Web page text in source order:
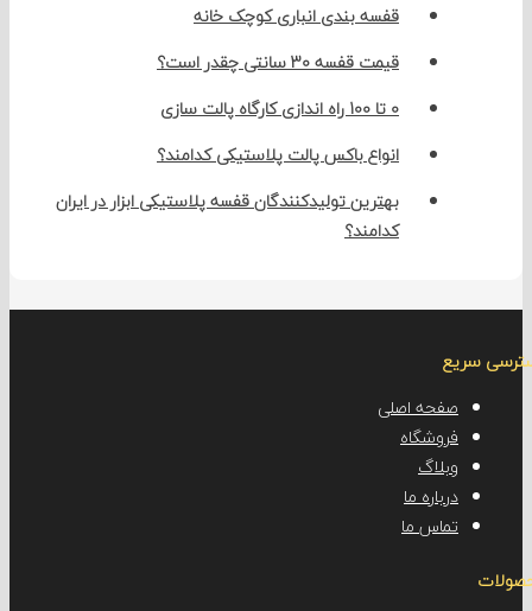
قفسه بندی انباری کوچک خانه
قیمت قفسه 30 سانتی چقدر است؟
انواع باکس پالت پلاستیکی کدامند؟
بهترین تولیدکنندگان قفسه پلاستیکی ابزار در ایران
کدامند؟
صفحه اصلی
فروشگاه
وبلاگ
درباره ما
تماس ما